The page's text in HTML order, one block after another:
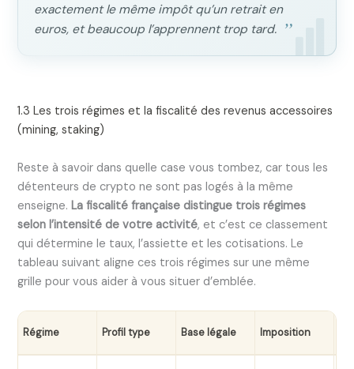
exactement le même impôt qu’un retrait en
euros, et beaucoup l’apprennent trop tard.
1.3 Les trois régimes et la fiscalité des revenus accessoires
(mining, staking)
Reste à savoir dans quelle case vous tombez, car tous les
détenteurs de crypto ne sont pas logés à la même
enseigne.La fiscalité française distingue trois régimes
selon l’intensité de votre activité, et c’est ce classement
qui détermine le taux, l’assiette et les cotisations. Le
tableau suivant aligne ces trois régimes sur une même
grille pour vous aider à vous situer d’emblée.
Régime Profil type Base légale Imposition